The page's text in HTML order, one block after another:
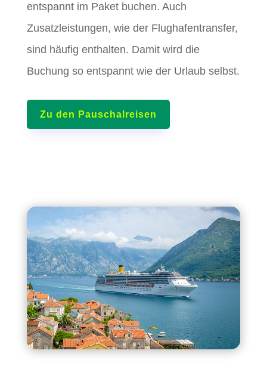
entspannt im Paket buchen. Auch
Zusatzleistungen, wie der Flughafentransfer,
sind häufig enthalten. Damit wird die
Buchung so entspannt wie der Urlaub selbst.
Zu den Pauschalreisen